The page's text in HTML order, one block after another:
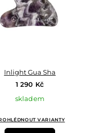
Inlight Gua Sha
1 290 Kč
skladem
VARIANTY